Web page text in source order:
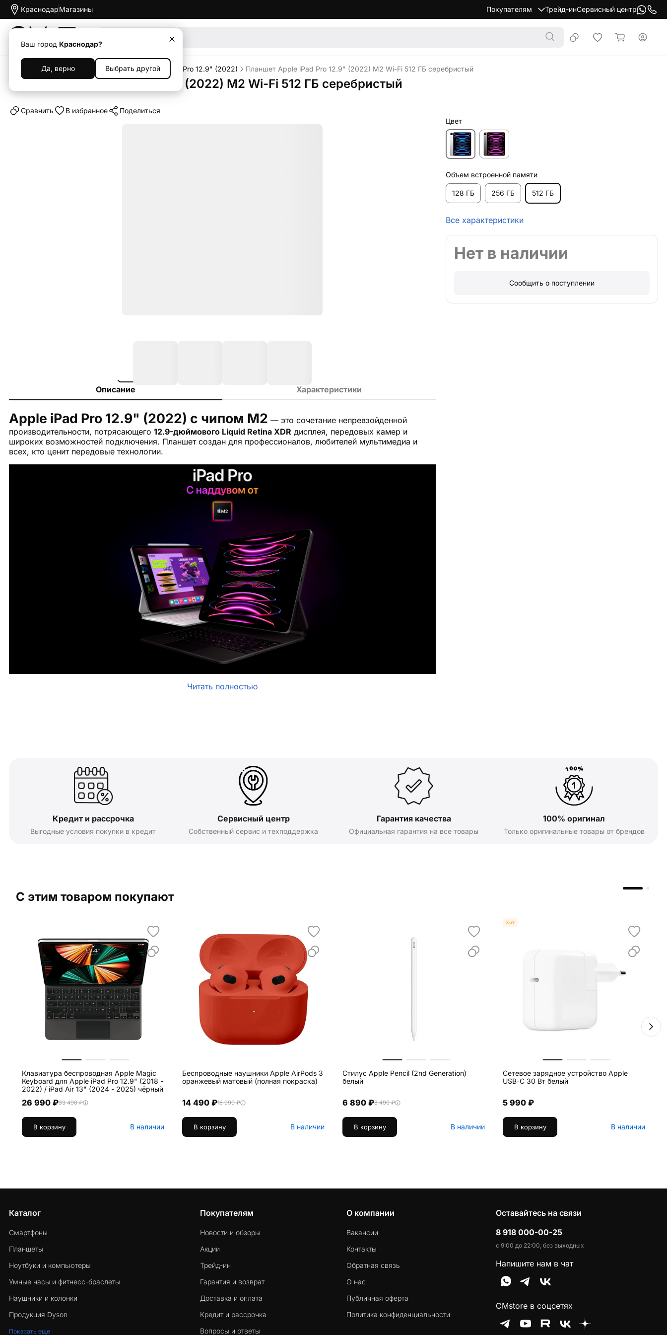
Краснодар
Ваш город Краснодар?
Да, верно Выбрать другой
Магазины Покупателям Трейд-инСервисный центр
Каталог Планшеты iPad Apple iPad Pro 12.9" (2022) Планшет Apple iPad Pro 12.9" (2022) M2 Wi-Fi 512 ГБ серебристый
Планшет Apple iPad Pro 12.9" (2022) M2 Wi-Fi 512 ГБ серебристый
Cравнить В избранное Поделиться
Описание Характеристики
Apple iPad Pro 12.9" (2022) с чипом M2 — это сочетание непревзойденной
производительности, потрясающего 12.9-дюймового Liquid Retina XDR дисплея, передовых камер и
широких возможностей подключения. Планшет создан для профессионалов, любителей мультимедиа и
всех, кто ценит передовые технологии.
Читать полностью
Цвет
Объем встроенной памяти
128 ГБ 256 ГБ 512 ГБ
Все характеристики
Нет в наличии
Сообщить о поступлении
Кредит и рассрочка
Выгодные условия покупки в кредит
Сервисный центр
Собственный сервис и техподдержка
Гарантия качества
Официальная гарантия на все товары
100% оригинал
Только оригинальные товары от брендов
С этим товаром покупают
Клавиатура беспроводная Apple Magic
Keyboard для Apple iPad Pro 12.9" (2018 -
2022) / iPad Air 13" (2024 - 2025) чёрный
26 990 ₽33 490 ₽
В корзину В наличии
Беспроводные наушники Apple AirPods 3
оранжевый матовый (полная покраска)
14 490 ₽16 990 ₽
В корзину В наличии
Стилус Apple Pencil (2nd Generation)
белый
6 890 ₽8 490 ₽
В корзину В наличии
Хит
Сетевое зарядное устройство Apple
USB-C 30 Вт белый
5 990 ₽
В корзину В наличии
Каталог
Смартфоны
Планшеты
Ноутбуки и компьютеры
Умные часы и фитнесс-браслеты
Наушники и колонки
Продукция Dyson
Показать еще
Покупателям
Новости и обзоры
Акции
Трейд-ин
Гарантия и возврат
Доставка и оплата
Кредит и рассрочка
Вопросы и ответы
О компании
Вакансии
Контакты
Обратная связь
О нас
Публичная оферта
Политика конфиденциальности
Оставайтесь на связи
8 918 000-00-25
с 9:00 до 22:00, без выходных
Напишите нам в чат
CMstore в соцсетях